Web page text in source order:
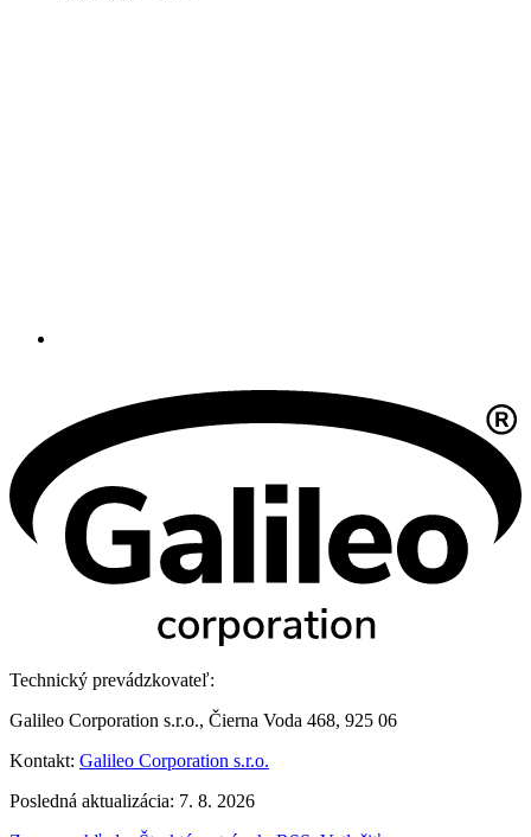
Technický prevádzkovateľ:
Galileo Corporation s.r.o., Čierna Voda 468, 925 06
Kontakt: Galileo Corporation s.r.o.
Posledná aktualizácia: 7. 8. 2026